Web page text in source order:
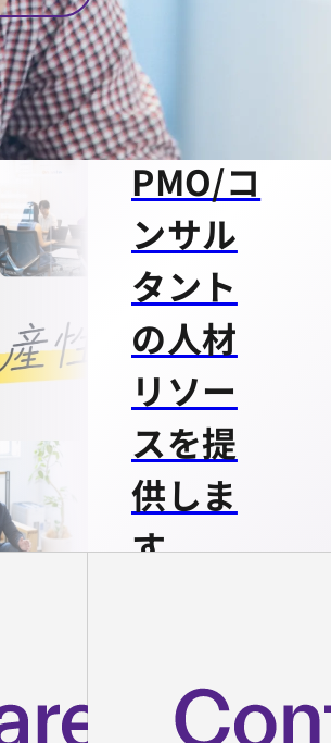
ジー思
考の
PMO/コ
ンサル
タント
の人材
リソー
スを提
供しま
す
の推進を一気通貫
伴走支援。